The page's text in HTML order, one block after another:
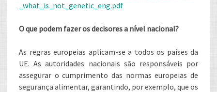
_what_is_not_genetic_eng.pdf
O que podem fazer os decisores a nível nacional?
As regras europeias aplicam-se a todos os países da
UE. As autoridades nacionais são responsáveis por
assegurar o cumprimento das normas europeias de
segurança alimentar, garantindo, por exemplo, que os